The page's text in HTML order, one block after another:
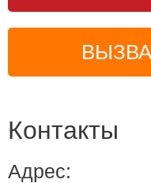
Контакты
Адрес: